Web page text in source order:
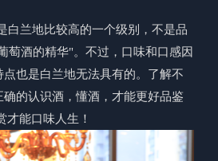
白兰地比较高的一个级别，不是品
萄酒的精华"。不过，口味和口感因
点也是白兰地无法具有的。了解不
的认识酒，懂酒，才能更好品鉴
才能口味人生！